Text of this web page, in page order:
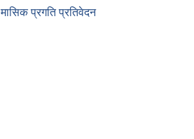
मासिक प्रगति प्रतिवेदन